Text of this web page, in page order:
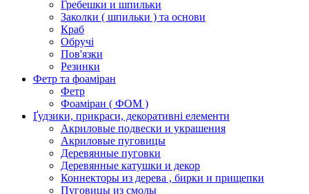
Гребешки и шпильки
Заколки ( шпильки ) та основи
Краб
Обручі
Пов'язки
Резинки
Фетр та фоаміран
Фетр
Фоаміран ( ФОМ )
Ґудзики, прикраси, декоративні елементи
Акриловые подвески и украшения
Акриловые пуговицы
Деревянные пуговки
Деревянные катушки и декор
Коннекторы из дерева , бирки и прищепки
Пуговицы из смолы